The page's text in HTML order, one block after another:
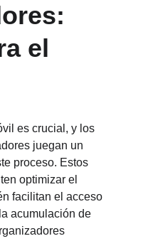
el
es crucial, y los
juegan un
proceso. Estos
optimizar el
facilitan el acceso
acumulación de